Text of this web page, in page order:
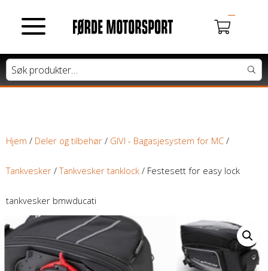
MOTORSYKLER
Lett motorsykkel
Moped / Scooter
Cross / Junior
ATV / SNØSCOOTER
Hjem / Deler og tilbehør / GIVI - Bagasjesystem for MC /
Tankvesker /Tankvesker tanklock / Festesett for easy lock
tankvesker bmwducati